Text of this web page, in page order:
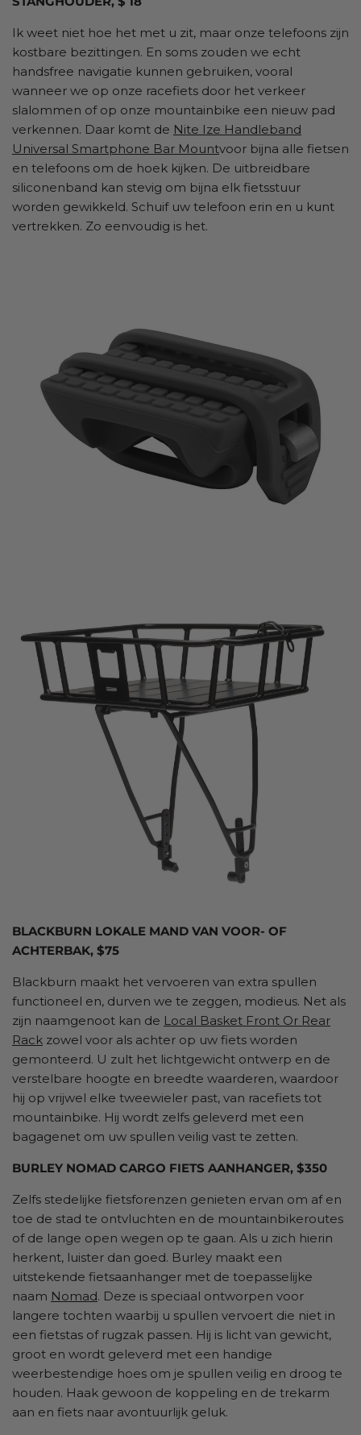
Ik weet niet hoe het met u zit, maar onze telefoons zijn
kostbare bezittingen. En soms zouden we echt
handsfree navigatie kunnen gebruiken, vooral
wanneer we op onze racefiets door het verkeer
slalommen of op onze mountainbike een nieuw pad
verkennen. Daar komt de Nite Ize Handleband
Universal Smartphone Bar Mountvoor bijna alle fietsen
en telefoons om de hoek kijken. De uitbreidbare
siliconenband kan stevig om bijna elk fietsstuur
worden gewikkeld. Schuif uw telefoon erin en u kunt
vertrekken. Zo eenvoudig is het.
BLACKBURN LOKALE MAND VAN VOOR- OF
ACHTERBAK, $75
Blackburn maakt het vervoeren van extra spullen
functioneel en, durven we te zeggen, modieus. Net als
zijn naamgenoot kan de Local Basket Front Or Rear
Rack zowel voor als achter op uw fiets worden
gemonteerd. U zult het lichtgewicht ontwerp en de
verstelbare hoogte en breedte waarderen, waardoor
hij op vrijwel elke tweewieler past, van racefiets tot
mountainbike. Hij wordt zelfs geleverd met een
bagagenet om uw spullen veilig vast te zetten.
BURLEY NOMAD CARGO FIETS AANHANGER, $350
Zelfs stedelijke fietsforenzen genieten ervan om af en
toe de stad te ontvluchten en de mountainbikeroutes
of de lange open wegen op te gaan. Als u zich hierin
herkent, luister dan goed. Burley maakt een
uitstekende fietsaanhanger met de toepasselijke
naam Nomad. Deze is speciaal ontworpen voor
langere tochten waarbij u spullen vervoert die niet in
een fietstas of rugzak passen. Hij is licht van gewicht,
groot en wordt geleverd met een handige
weerbestendige hoes om je spullen veilig en droog te
houden. Haak gewoon de koppeling en de trekarm
aan en fiets naar avontuurlijk geluk.